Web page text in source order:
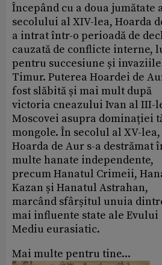
Începând cu a doua jumătate
secolului al XIV-lea, Hoarda
a intrat într-o perioadă de
cauzată de conflicte interne,
pentru succesiune și
Timur. Puterea Hoardei de
fost slăbită și mai mult după
victoria cneazului Ivan al III-
Moscovei asupra dominației
mongole. În secolul al XV-lea,
Hoarda de Aur s-a destrămat
multe hanate independente,
precum Hanatul Crimeii,
Kazan și Hanatul Astrahan,
marcând sfârșitul unuia
mai influente state ale Evului
Mediu eurasiatic.
Mai multe pentru tine...